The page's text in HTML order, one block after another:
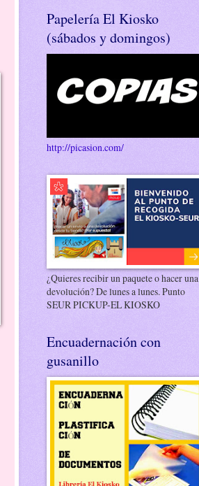
Papelería El Kiosko
(sábados y domingos)
http://picasion.com/
¿Quieres recibir un paquete o hacer una
devolución? De lunes a lunes. Punto
SEUR PICKUP-EL KIOSKO
Encuadernación con
gusanillo